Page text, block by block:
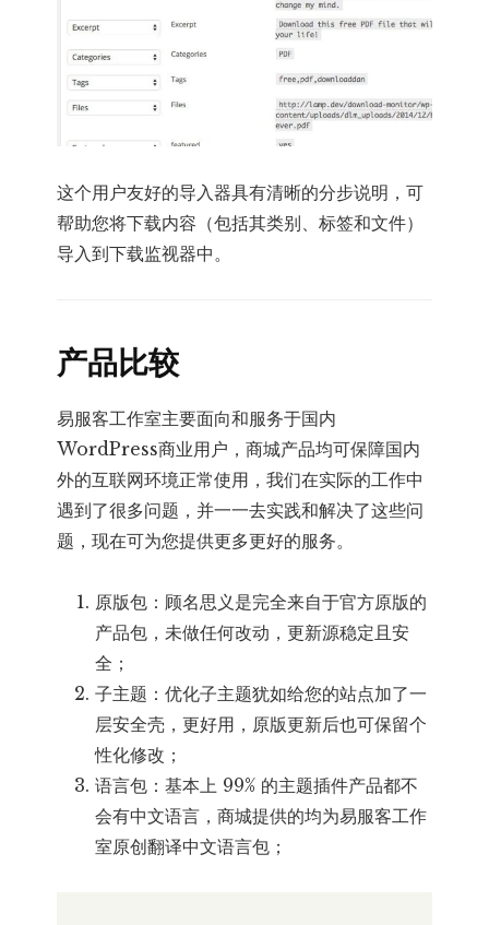
这个用户友好的导入器具有清晰的分步说明，可
帮助您将下载内容（包括其类别、标签和文件）
导入到下载监视器中。
产品比较
易服客工作室主要面向和服务于国内
WordPress商业用户，商城产品均可保障国内
外的互联网环境正常使用，我们在实际的工作中
遇到了很多问题，并一一去实践和解决了这些问
题，现在可为您提供更多更好的服务。
原版包：顾名思义是完全来自于官方原版的
产品包，未做任何改动，更新源稳定且安
全；
子主题：优化子主题犹如给您的站点加了一
层安全壳，更好用，原版更新后也可保留个
性化修改；
语言包：基本上 99% 的主题插件产品都不
会有中文语言，商城提供的均为易服客工作
室原创翻译中文语言包；